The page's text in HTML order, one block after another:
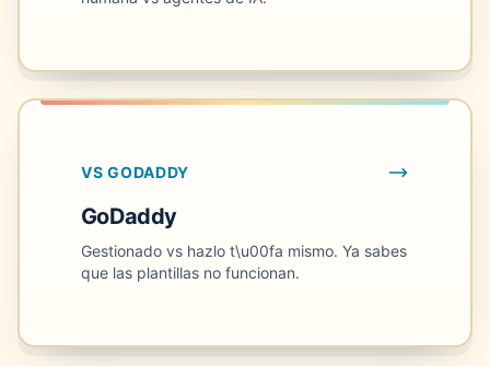
VS GODADDY
GoDaddy
Gestionado vs hazlo t\u00fa mismo. Ya sabes
que las plantillas no funcionan.